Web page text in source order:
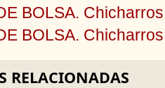
BOLSA.
BOLSA.
RELACIONADAS